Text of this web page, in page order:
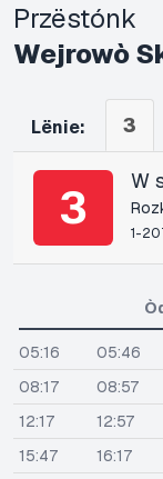
Przëstónk
Wejrowò
Lënie: 3
3 W
1-
05:16 05:46
08:17
08:57
12:17
12:57
15:47
16:17